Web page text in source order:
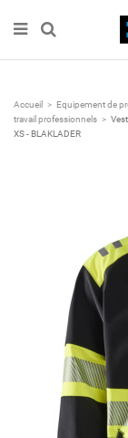
Accueil Equipement de
travail professionnels
XS - BLAKLADER